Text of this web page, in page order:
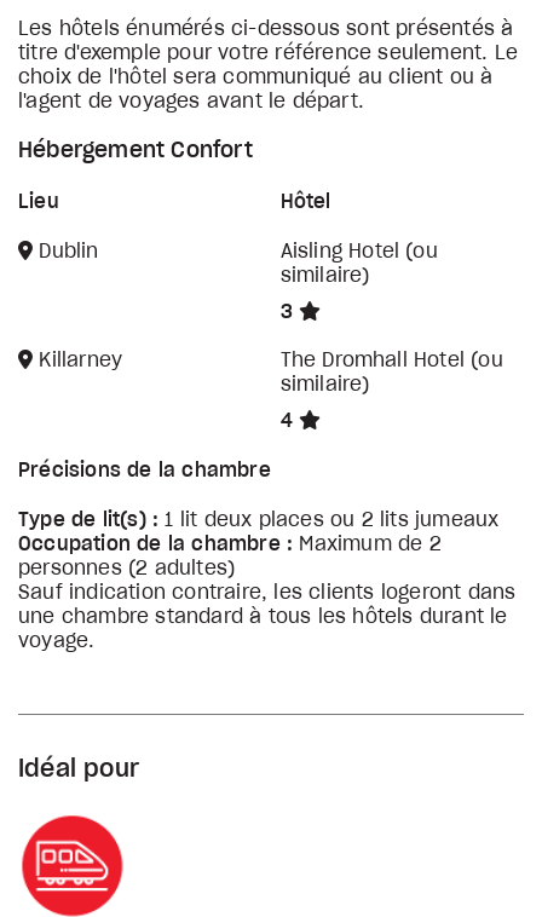
Les hôtels énumérés ci-dessous sont présentés à
titre d'exemple pour votre référence seulement. Le
choix de l'hôtel sera communiqué au client ou à
l'agent de voyages avant le départ.
Hébergement Confort
Lieu Hôtel
Dublin
Aisling Hotel (ou
similaire)
3
Killarney
The Dromhall Hotel (ou
similaire)
4
Précisions de la chambre
Type de lit(s) : 1 lit deux places ou 2 lits jumeaux
Occupation de la chambre : Maximum de 2
personnes (2 adultes)
Sauf indication contraire, les clients logeront dans
une chambre standard à tous les hôtels durant le
voyage.
Idéal pour